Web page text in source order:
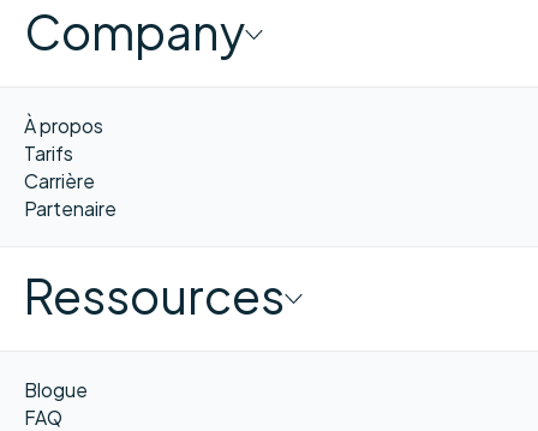
Company
À propos
Tarifs
Carrière
Partenaire
Ressources
Blogue
FAQ